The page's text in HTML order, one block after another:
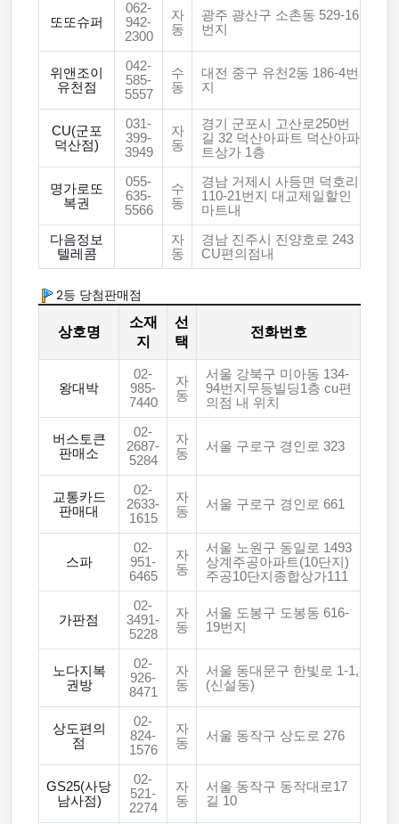
또또슈퍼
062-
942-
2300
자
동
광주 광산구 소촌동 529-16
번지
위앤조이
유천점
042-
585-
5557
수
동
대전 중구 유천2동 186-4번
지
CU(군포
덕산점)
031-
399-
3949
자
동
경기 군포시 고산로250번
길 32 덕산아파트 덕산아파
트상가 1층
명가로또
복권
055-
635-
5566
수
동
경남 거제시 사등면 덕호리
110-21번지 대교제일할인
마트내
다음정보
텔레콤
자
동
경남 진주시 진양호로 243
CU편의점내
2등 당첨판매점
상호명
소재
지
선
택
전화번호
왕대박
02-
985-
7440
자
동
서울 강북구 미아동 134-
94번지무등빌딩1층 cu편
의점 내 위치
버스토큰
판매소
02-
2687-
5284
자
동
서울 구로구 경인로 323
교통카드
판매대
02-
2633-
1615
자
동
서울 구로구 경인로 661
스파
02-
951-
6465
자
동
서울 노원구 동일로 1493
상계주공아파트(10단지)
주공10단지종합상가111
가판점
02-
3491-
5228
자
동
서울 도봉구 도봉동 616-
19번지
노다지복
권방
02-
926-
8471
자
동
서울 동대문구 한빛로 1-1,
(신설동)
상도편의
점
02-
824-
1576
자
동
서울 동작구 상도로 276
GS25(사당
남사점)
02-
521-
2274
자
동
서울 동작구 동작대로17
길 10